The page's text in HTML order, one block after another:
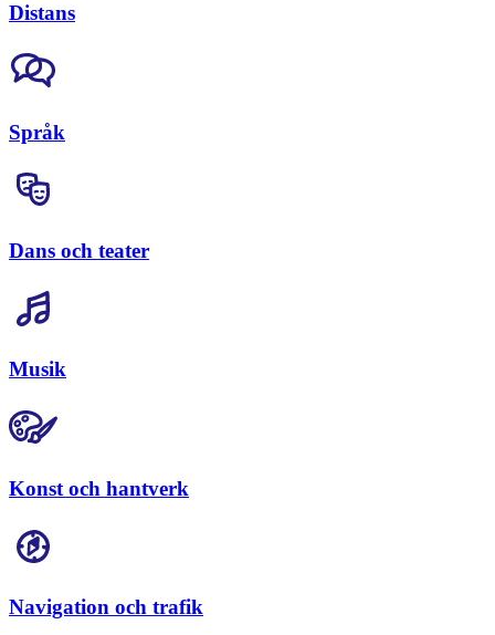
Distans
Språk
Dans och teater
Musik
Konst och hantverk
Navigation och trafik